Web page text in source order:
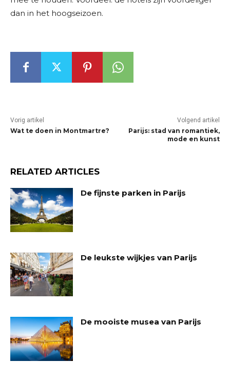
dan in het hoogseizoen.
Vorig artikel
Wat te doen in Montmartre?
Volgend artikel
Parijs: stad van romantiek,
mode en kunst
RELATED ARTICLES
De fijnste parken in Parijs
De leukste wijkjes van Parijs
De mooiste musea van Parijs